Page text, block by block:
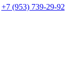
+7 (953) 739-29-92